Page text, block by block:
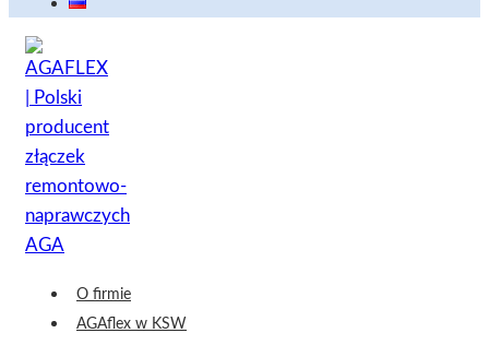
O firmie
AGAflex w KSW